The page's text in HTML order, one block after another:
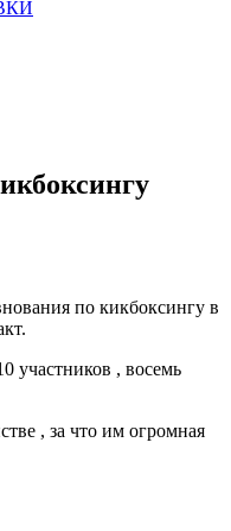
по кикбоксингу в
участников , восемь
, за что им огромная